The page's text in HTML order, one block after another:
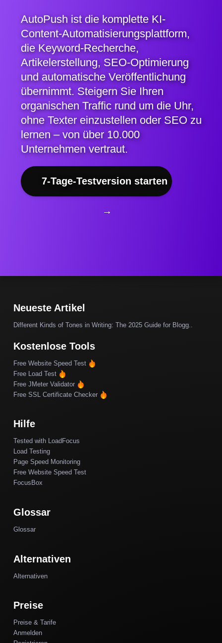
AutoPush ist die komplette KI-
Content-Automatisierungsplattform,
die Keyword-Recherche,
Artikelerstellung, SEO-Optimierung
und automatische Veröffentlichung
übernimmt. Steigern Sie Ihren
organischen Traffic rund um die Uhr,
ohne Texter einzustellen oder SEO zu
lernen – von über 10.000
Unternehmen vertraut.
7-Tage-Testversion starten
→
Neueste Artikel
Different Kinds of Tones in Writing: The 2025 Guide for Blogg..
Kostenlose Tools
Free Website Speed Test
Free Load Test
Free JMeter Validator
Free SSL Certificate Checker
Hilfe
Tested with LoadFocus
Load Testing
Page Speed Monitoring
Free Website Speed Test
FocusBox
Glossar
Glossar
Alternativen
Alternativen
Preise
Preise & Tarife
Anmelden